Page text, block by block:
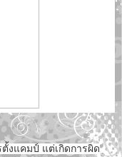
งแคมป์ แต่เกิดการผิด